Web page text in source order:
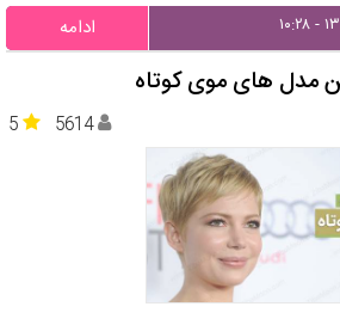
ادامه
مدل های موی کوتاه
5 5614